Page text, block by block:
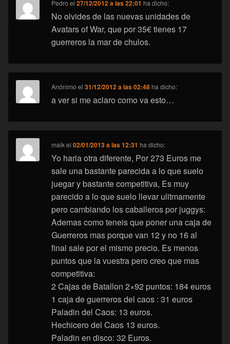
Pedro el27/12/2012 a las 22:01 ha dicho:
No olvides de las nuevas unidades de
Avatars of War, que por 35€ tienes 17
guerreros la mar de chulos.
Anónimo el31/12/2012 a las 02:48 ha dicho:
a ver si me aclaro como va esto…
maikel02/01/2013 a las 12:31 ha dicho:
Yo haria otra diferente, Por 273 Euros me
sale una bastante parecida a lo que suelo
juegar y bastante competitiva, Es muy
parecido a lo que suelo llevar ulitmamente
pero cambiando los caballeros por juggys:
Ademas como teneis que poner una caja de
Guerreros mas porque van 12 y no 16 al
final sale por el mismo precio. Es menos
puntos que la vuestra pero creo que mas
competitiva:
2 Cajas de Batallon 2×92 puntos: 184 euros
1 caja de guerreros del caos : 31 euros
Paladin del Caos: 13 euros.
Hechicero del Caos 13 euros.
Paladin en disco: 32 Euros.